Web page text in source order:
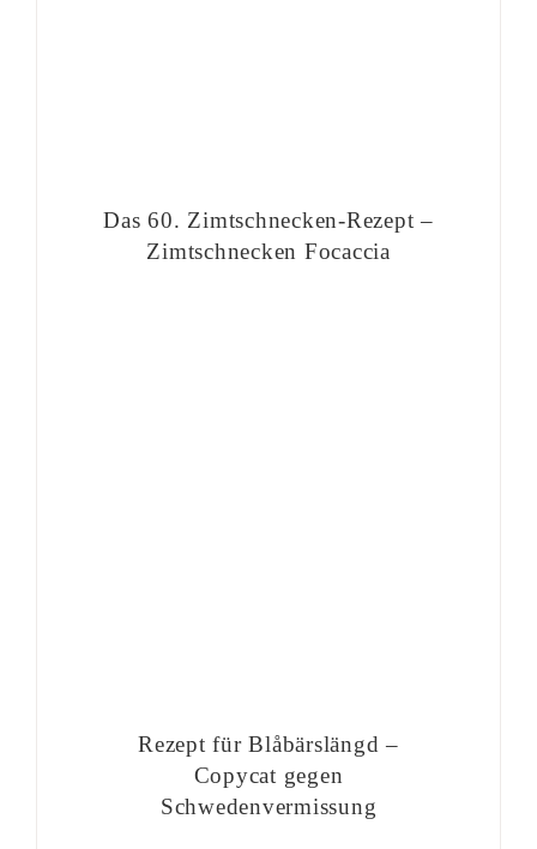
Das 60. Zimtschnecken-Rezept –
Zimtschnecken Focaccia
Rezept für Blåbärslängd –
Copycat gegen
Schwedenvermissung